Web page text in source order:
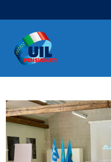
Navigazione principale